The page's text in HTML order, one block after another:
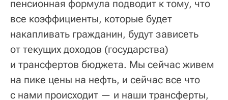
пенсионная формула подводит к тому, что
все коэффициенты, которые будет
накапливать гражданин, будут зависеть
от текущих доходов (государства)
и трансфертов бюджета. Мы сейчас живем
на пике цены на нефть, и сейчас все что
с нами происходит — и наши трансферты,